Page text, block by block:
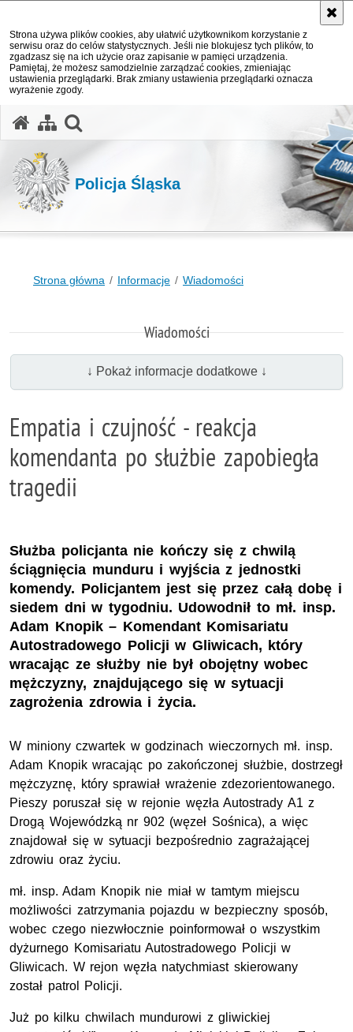
Strona używa plików cookies, aby ułatwić użytkownikom korzystanie z
serwisu oraz do celów statystycznych. Jeśli nie blokujesz tych plików, to
zgadzasz się na ich użycie oraz zapisanie w pamięci urządzenia.
Pamiętaj, że możesz samodzielnie zarządzać cookies, zmieniając
ustawienia przeglądarki. Brak zmiany ustawienia przeglądarki oznacza
wyrażenie zgody.
Policja Śląska
Strona główna Informacje Wiadomości
Wiadomości
↓ Pokaż informacje dodatkowe ↓
Empatia i czujność - reakcja
komendanta po służbie zapobiegła
tragedii
Służba policjanta nie kończy się z chwilą
ściągnięcia munduru i wyjścia z jednostki
komendy. Policjantem jest się przez całą dobę i
siedem dni w tygodniu. Udowodnił to mł. insp.
Adam Knopik – Komendant Komisariatu
Autostradowego Policji w Gliwicach, który
wracając ze służby nie był obojętny wobec
mężczyzny, znajdującego się w sytuacji
zagrożenia zdrowia i życia.
W miniony czwartek w godzinach wieczornych mł. insp.
Adam Knopik wracając po zakończonej służbie, dostrzegł
mężczyznę, który sprawiał wrażenie zdezorientowanego.
Pieszy poruszał się w rejonie węzła Autostrady A1 z
Drogą Wojewódzką nr 902 (węzeł Sośnica), a więc
znajdował się w sytuacji bezpośrednio zagrażającej
zdrowiu oraz życiu.
mł. insp. Adam Knopik nie miał w tamtym miejscu
możliwości zatrzymania pojazdu w bezpieczny sposób,
wobec czego niezwłocznie poinformował o wszystkim
dyżurnego Komisariatu Autostradowego Policji w
Gliwicach. W rejon węzła natychmiast skierowany
został patrol Policji.
Już po kilku chwilach mundurowi z gliwickiej